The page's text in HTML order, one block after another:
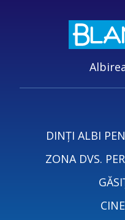
DINȚI ALBI
ZONA DVS.